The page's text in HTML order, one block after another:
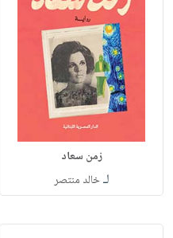
زمن سعاد
لـخالد منتصر